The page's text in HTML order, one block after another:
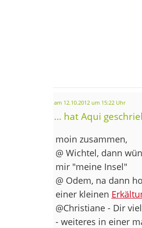
am 12.10.2012 um 15:22 Uhr
... hat Aqui
moin zusammen,
@ Wichtel, dann
mir "meine Insel"
@ Odem, na dann
einer kleinen
@Christiane - Dir
- weiteres in einer